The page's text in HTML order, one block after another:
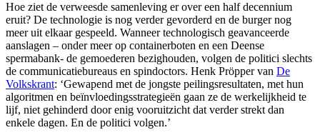
Hoe ziet de verweesde samenleving er over een half decennium
eruit? De technologie is nog verder gevorderd en de burger nog
meer uit elkaar gespeeld. Wanneer technologisch geavanceerde
aanslagen – onder meer op containerboten en een Deense
spermabank- de gemoederen bezighouden, volgen de politici slechts
de communicatiebureaus en spindoctors. Henk Pröpper van De
Volkskrant: ‘Gewapend met de jongste peilingsresultaten, met hun
algoritmen en beïnvloedingsstrategieën gaan ze de werkelijkheid te
lijf, niet gehinderd door enig vooruitzicht dat verder strekt dan
enkele dagen. En de politici volgen.’